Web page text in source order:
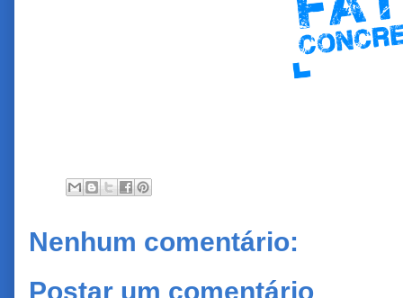
Nenhum comentário:
Postar um comentário